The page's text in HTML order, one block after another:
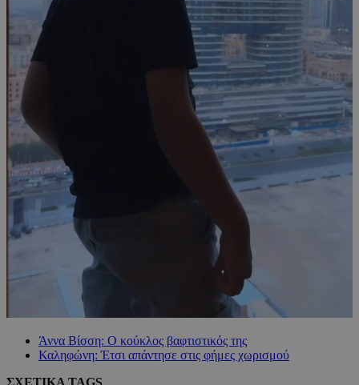
Άννα Βίσση: Ο κούκλος βαφτιστικός της
Καληφώνη: Έτσι απάντησε στις φήμες χωρισμού
ΣΧΕΤΙΚΑ TAGS